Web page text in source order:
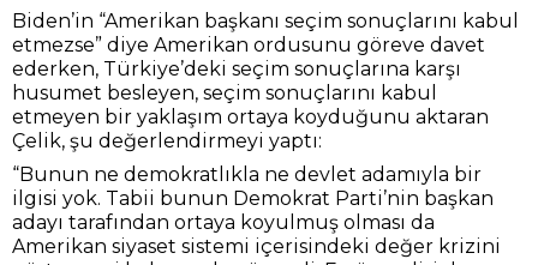
Biden’in “Amerikan başkanı seçim sonuçlarını kabul
etmezse” diye Amerikan ordusunu göreve davet
ederken, Türkiye’deki seçim sonuçlarına karşı
husumet besleyen, seçim sonuçlarını kabul
etmeyen bir yaklaşım ortaya koyduğunu aktaran
Çelik, şu değerlendirmeyi yaptı:
“Bunun ne demokratlıkla ne devlet adamıyla bir
ilgisi yok. Tabii bunun Demokrat Parti’nin başkan
adayı tarafından ortaya koyulmuş olması da
Amerikan siyaset sistemi içerisindeki değer krizini